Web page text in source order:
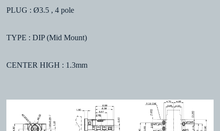
PLUG : Ø3.5 , 4 pole
TYPE : DIP (Mid Mount)
CENTER HIGH : 1.3mm